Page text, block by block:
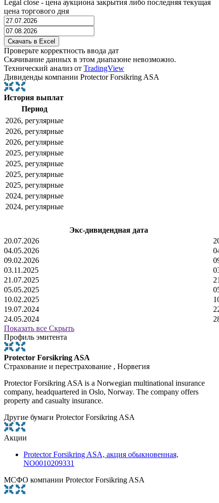
Legal close - цена аукциона закрытия либо последняя текущая
цена торгового дня
Проверьте корректность ввода дат
Скачивание данных в этом диапазоне невозможно.
Технический анализ от TradingView
Дивиденды компании Protector Forsikring ASA
История выплат
Период
2026, регулярные
2026, регулярные
2026, регулярные
2025, регулярные
2025, регулярные
2025, регулярные
2025, регулярные
2024, регулярные
2024, регулярные
Экс-дивидендная дата
20.07.2026
04.05.2026
09.02.2026
03.11.2025
21.07.2025
05.05.2025
10.02.2025
19.07.2024
24.05.2024
Показать все Скрыть
Профиль эмитента
Protector Forsikring ASA
Страхование и перестрахование , Норвегия
Protector Forsikring ASA is a Norwegian multinational insurance
company, headquartered in Oslo, Norway. The company offers
property and casualty insurance.
Другие бумаги Protector Forsikring ASA
Акции
Protector Forsikring ASA, акция обыкновенная,
NO0010209331
МСФО компании Protector Forsikring ASA